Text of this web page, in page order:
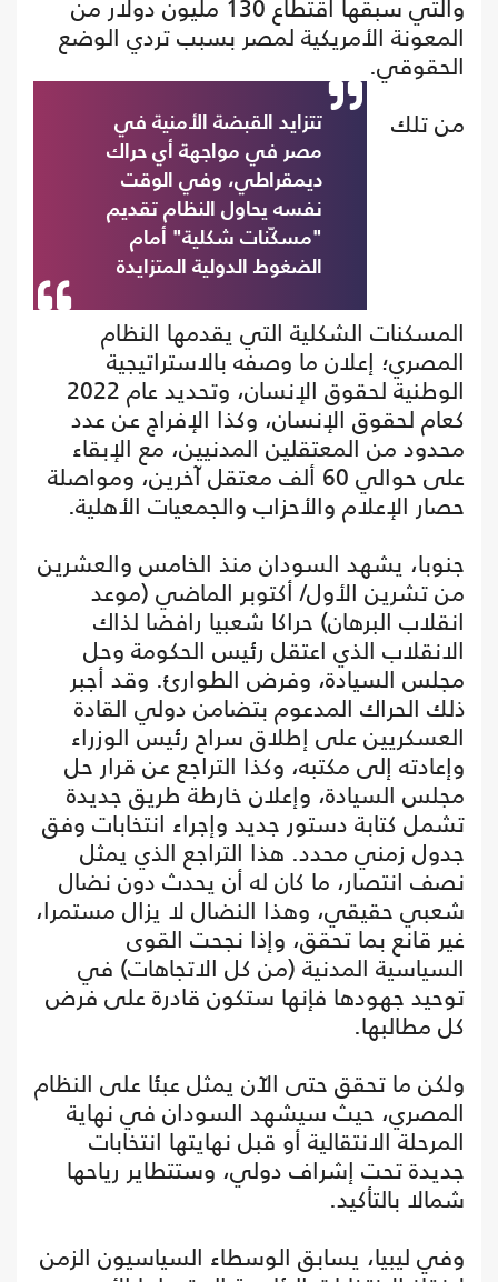
والتي سبقها اقتطاع 130 مليون دولار من
المعونة الأمريكية لمصر بسبب تردي الوضع
الحقوقي.
تتزايد القبضة الأمنية في
مصر في مواجهة أي حراك
ديمقراطي، وفي الوقت
نفسه يحاول النظام تقديم
"مسكّنات شكلية" أمام
الضغوط الدولية المتزايدة
من تلك
المسكنات الشكلية التي يقدمها النظام
المصري؛ إعلان ما وصفه بالاستراتيجية
الوطنية لحقوق الإنسان، وتحديد عام 2022
كعام لحقوق الإنسان، وكذا الإفراج عن عدد
محدود من المعتقلين المدنيين، مع الإبقاء
على حوالي 60 ألف معتقل آخرين، ومواصلة
حصار الإعلام والأحزاب والجمعيات الأهلية.
جنوبا، يشهد السودان منذ الخامس والعشرين
من تشرين الأول/ أكتوبر الماضي (موعد
انقلاب البرهان) حراكا شعبيا رافضا لذاك
الانقلاب الذي اعتقل رئيس الحكومة وحل
مجلس السيادة، وفرض الطوارئ. وقد أجبر
ذلك الحراك المدعوم بتضامن دولي القادة
العسكريين على إطلاق سراح رئيس الوزراء
وإعادته إلى مكتبه، وكذا التراجع عن قرار حل
مجلس السيادة، وإعلان خارطة طريق جديدة
تشمل كتابة دستور جديد وإجراء انتخابات وفق
جدول زمني محدد. هذا التراجع الذي يمثل
نصف انتصار، ما كان له أن يحدث دون نضال
شعبي حقيقي، وهذا النضال لا يزال مستمرا،
غير قانع بما تحقق، وإذا نجحت القوى
السياسية المدنية (من كل الاتجاهات) في
توحيد جهودها فإنها ستكون قادرة على فرض
كل مطالبها.
ولكن ما تحقق حتى الآن يمثل عبئا على النظام
المصري، حيث سيشهد السودان في نهاية
المرحلة الانتقالية أو قبل نهايتها انتخابات
جديدة تحت إشراف دولي، وستتطاير رياحها
شمالا بالتأكيد.
وفي ليبيا، يسابق الوسطاء السياسيون الزمن